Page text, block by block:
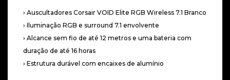
› Auscultadores Corsair VOID Elite RGB Wireless 7.1 Branco
› Iluminação RGB e surround 7.1 envolvente
› Alcance sem fio de até 12 metros e uma bateria com
duração de até 16 horas
› Estrutura durável com encaixes de alumínio